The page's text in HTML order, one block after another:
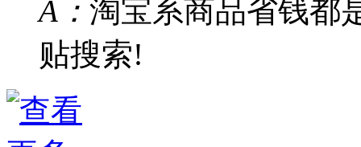
A： 淘宝系商品省钱都
贴搜索!